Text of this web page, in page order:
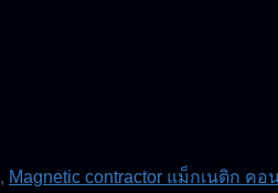
, Magnetic contractor แม็กเนติก คอ